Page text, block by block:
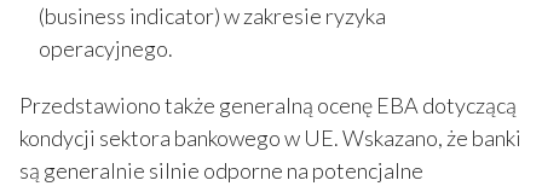
(business indicator) w zakresie ryzyka
operacyjnego.
Przedstawiono także generalną ocenę EBA dotyczącą
kondycji sektora bankowego w UE. Wskazano, że banki
są generalnie silnie odporne na potencjalne